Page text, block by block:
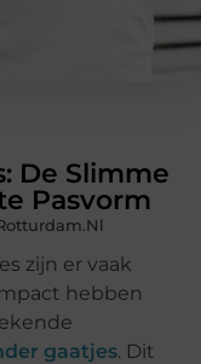
De Slimme
Pasvorm
zijn er vaak
hebben
gaatjes. Dit